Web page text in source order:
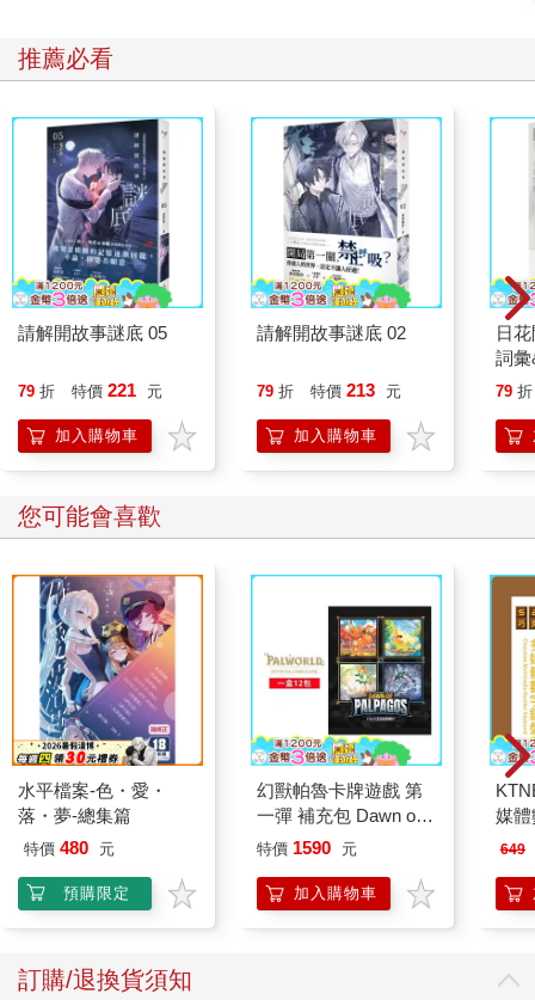
提供幫助。有些人的穀倉只有家人，比如父母、妻小、兄弟姐
妹，除此之外沒幾個朋友。我告訴你，在必要的情況下，你的穀
一個人的最佳能力是什麼？是能融入不同的圈子。但絕大部分人
生活在一個小圈子裡，一年中經常聯絡的可能也就2、30個人；只
有少部分人生活在大圈子中，每年可能要聯絡1、200人。如果你
的圈子太小，平時接觸的高認知的人太少，那麼你的見識、認知
等都很難有提高的機會。
有一句話叫「選擇大於努力」。也就是說，你目前的狀況、取得
的成就，大都是你選擇的結果。如果你現在生活窘迫，甚至陷入
困境，便是你的選擇造成的，且還不能靠努力來改變。即使你付
出很多努力，很可能只是在錯誤的路上越走越遠。這也提醒大
家，在生活和工作中，應多學習如何做選擇，而不是學習怎樣努
力。
在人際關係方面，我們同樣要學會做選擇，這樣才有可能建立更
多的強連結。
比如，你要請一個朋友吃飯，而朋友毫不顧忌的帶另一個人過來
跟你一起吃飯，這時你會怎麼做？
有的人可能會非常堅決的拒絕，不希望朋友再帶其他人來，這說
自己的朋友帶著其他人過來一起吃飯，並希望朋友能介紹他的朋
友給自己認識，這表示你在人際關係方面很積極，你的人脈圈也
會非常廣，穀倉因此逐漸填滿。
一個人成就的邊界，取決於自己人際關係，而不是自己的努力。
舉個例子，假如你是某重點大學的博士生，現在我把你帶到一個
生活三千多人的村子，從此你一輩子都生活在這裡，接觸的人也
只有這個村子裡的村民；同時，我把一名大學畢業生放在一個有
3,000萬人口的大城市中。你覺得，你與這名大學生誰更有可能做
出一番成績？
如果沒意外，我相信這位大學生比博士生更可能出人頭地。因為
博士生在村子裡接觸的人群非常有限，人際關係非常狹窄，在這
相反的，大學生身處大城市，有更多機會建立人際網，只要他不
是特別封閉的人，就能接觸到更多有高認知、高學識和廣泛人脈
所以，如果我們把自己當作商品，一定要把自己放到大市場裡，
推薦必看
請解開故事謎底 05
79 折 特價 221 元
加入購物車
請解開故事謎底 02
79 折 特價 213 元
加入購物車
日
詞
79 折
您可能會喜歡
水平檔案-色・愛・
落・夢-總集篇
特價 480 元
預購限定
幻獸帕魯卡牌遊戲 第
一彈 補充包 Dawn of
Palpagos（日文版一
特價 1590 元
加入購物車
媒
649
訂購/退換貨須知